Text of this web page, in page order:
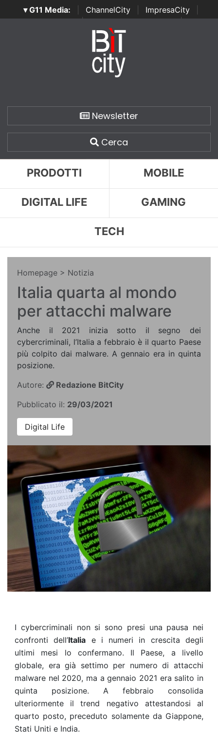
▾ G11 Media: ChannelCity ImpresaCity
SecurityOpenLab | Italian Channel Awards | Italian
Italian Security Awards
Newsletter
Cerca
PRODOTTI MOBILE
DIGITAL LIFE GAMING
TECH
Homepage > Notizia
Italia quarta al mondo
per attacchi malware
Anche il 2021 inizia sotto il segno dei
cybercriminali, l’Italia a febbraio è il quarto Paese
più colpito dai malware. A gennaio era in quinta
posizione.
Autore:
Redazione BitCity
Pubblicato il: 29/03/2021
Digital Life
I cybercriminali non si sono presi una pausa nei
confronti dell’Italia e i numeri in crescita degli
ultimi mesi lo confermano. Il Paese, a livello
globale, era già settimo per numero di attacchi
malware nel 2020, ma a gennaio 2021 era salito in
quinta posizione. A febbraio consolida
ulteriormente il trend negativo attestandosi al
quarto posto, preceduto solamente da Giappone,
Stati Uniti e India.